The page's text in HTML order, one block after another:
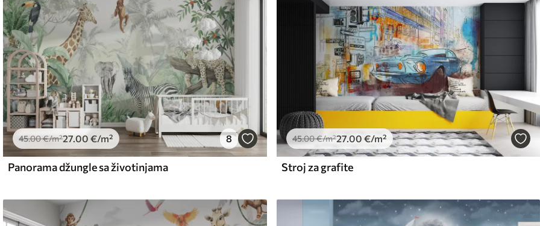
.67 34.00€ /m²
and Stick
49.00€/m²
45.00€/m²27.00 €/m² 8
Panorama džungle sa životinjama
45.00€/m²27.00 €/m²
Stroj za grafite